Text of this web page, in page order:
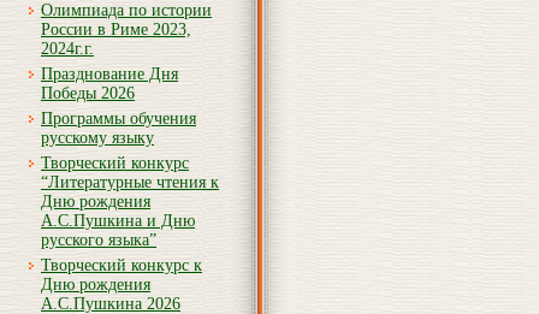
Олимпиада по истории
России в Риме 2023,
2024г.г.
Празднование Дня
Победы 2026
Программы обучения
русскому языку
Творческий конкурс
“Литературные чтения к
Дню рождения
А.С.Пушкина и Дню
русского языка”
Творческий конкурс к
Дню рождения
А.С.Пушкина 2026